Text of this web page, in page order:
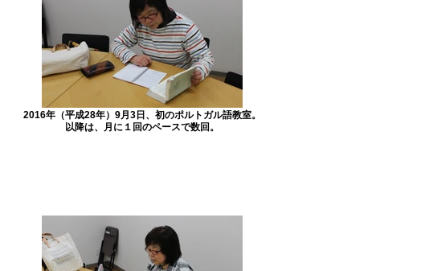
2016年（平成28年）9月3日、初のポルトガル語教室。
以降は、月に１回のペースで数回。